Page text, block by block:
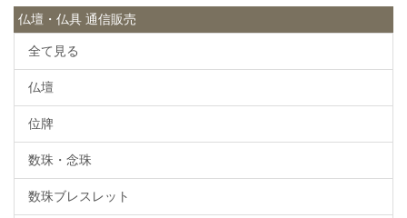
仏壇・仏具 通信販売
全て見る
仏壇
位牌
数珠・念珠
数珠ブレスレット